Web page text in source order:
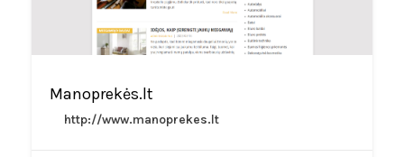
Manoprekės.lt
http://www.manoprekes.lt